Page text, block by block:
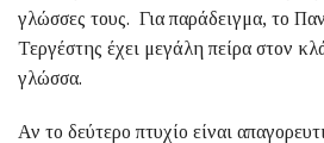
γλώσσες τους. Για παράδειγμα, το
Τεργέστης έχει μεγάλη πείρα στον
γλώσσα.
Αν το δεύτερο πτυχίο είναι